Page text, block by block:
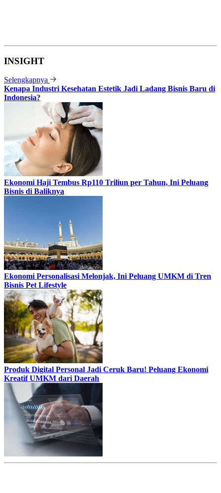
INSIGHT
Selengkapnya
Kenapa Industri Kesehatan Estetik Jadi Ladang Bisnis Baru di
Indonesia?
Ekonomi Haji Tembus Rp110 Triliun per Tahun, Ini Peluang
Bisnis di Baliknya
Ekonomi Personalisasi Melonjak, Ini Peluang UMKM di Tren
Bisnis Pet Lifestyle
Produk Digital Personal Jadi Ceruk Baru! Peluang Ekonomi
Kreatif UMKM dari Daerah